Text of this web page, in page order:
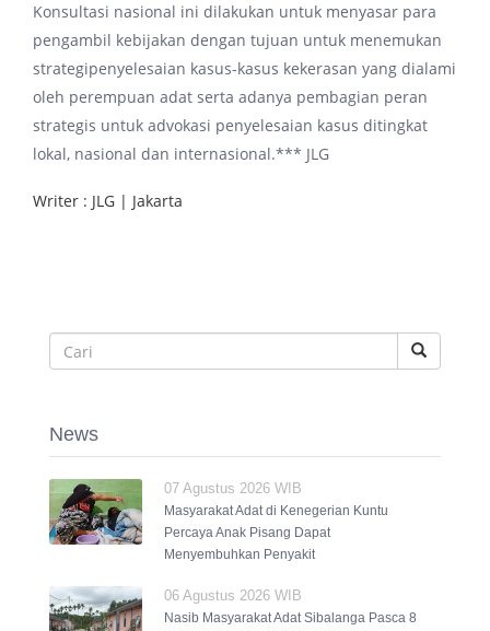
Konsultasi nasional ini dilakukan untuk menyasar para
pengambil kebijakan dengan tujuan untuk menemukan
strategipenyelesaian kasus-kasus kekerasan yang dialami
oleh perempuan adat serta adanya pembagian peran
strategis untuk advokasi penyelesaian kasus ditingkat
lokal, nasional dan internasional.*** JLG
Writer : JLG | Jakarta
News
07 Agustus 2026 WIB
Masyarakat Adat di Kenegerian Kuntu
Percaya Anak Pisang Dapat
Menyembuhkan Penyakit
06 Agustus 2026 WIB
Nasib Masyarakat Adat Sibalanga Pasca 8